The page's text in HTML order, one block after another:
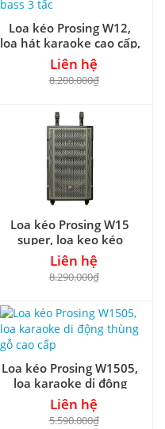
Loa kéo Prosing W12,
loa hát karaoke cao cấp,
bass 3 tấc
Liên hệ
8.200.000₫
Loa kéo Prosing W15
super, loa kẹo kéo
chuyên hát karaoke
Liên hệ
8.290.000₫
Loa kéo Prosing W1505,
loa karaoke di động
thùng gỗ cao cấp
Liên hệ
5.590.000₫